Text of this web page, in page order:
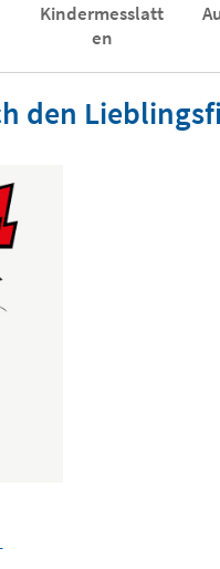
Kindermesslatt
en
den